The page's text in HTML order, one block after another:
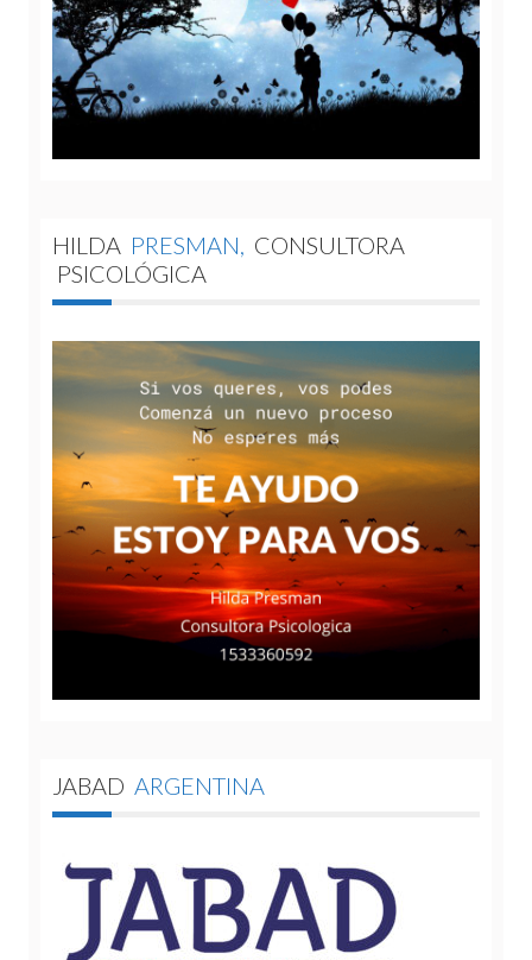
HILDA PRESMAN,
CONSULTORA
PSICOLÓGICA
JABAD ARGENTINA